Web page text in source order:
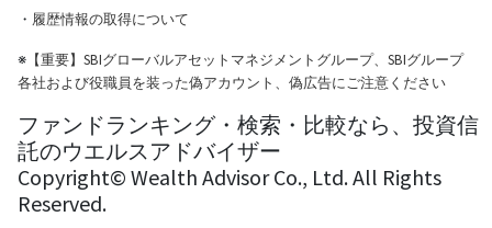
・ 履歴情報の取得について
※【重要】SBIグローバルアセットマネジメントグループ、SBIグループ
各社および役職員を装った偽アカウント、偽広告にご注意ください
ファンドランキング・検索・比較なら、投資信
託のウエルスアドバイザー
Copyright© Wealth Advisor Co., Ltd. All Rights
Reserved.